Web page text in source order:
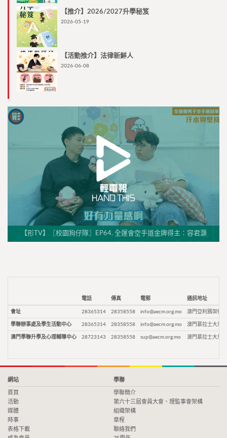
【推介】2026/2027升學秘笈
2026-05-19
【活動推介】法律新鮮人
2026-06-08
【形TV】〖校園狗仔隊〗EP64. 全運會空手道金牌得主：容君灝
電話 傳真 電郵 通訊地址
會址 28365314 28358558 info@aecm.org.mo 澳門亞利鴉架街9
學聯辦事處及學生活動中心 28365314 28358558 info@aecm.org.mo 澳門慕拉士大馬
澳門學聯升學及心理輔導中心 28723143 28358558 sup@aecm.org.mo 澳門慕拉士大馬
網站
首頁
活動
媒體
時事
表格下載
學聯
學聯簡介
第六十三屆會員大會、理監事會架構
組織架構
章程
聯絡我們